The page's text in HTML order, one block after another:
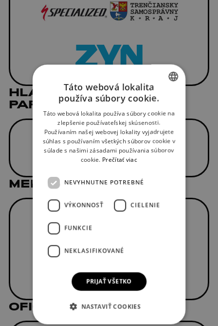
HLAVNÝ MEDIÁLNY
PARTNER
MEDIÁLNI PARTNERI
OFICIÁLNI DODÁVATELIA
SLOVAK
ENGLISH
Táto webová lokalita
používa súbory cookie.
Táto webová lokalita používa súbory cookie na
zlepšenie používateľskej skúsenosti.
Používaním našej webovej lokality vyjadrujete
súhlas s používaním všetkých súborov cookie v
súlade s našimi zásadami používania súborov
cookie. Prečítať viac
NEVYHNUTNE POTREBNÉ
VÝKONNOSŤ CIELENIE
FUNKCIE
NEKLASIFIKOVANÉ
PRIJAŤ VŠETKO
NASTAVIŤ COOKIES